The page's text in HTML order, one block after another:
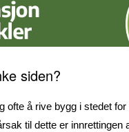
siden?
ofte å rive bygg i stedet
til dette er innrettingen